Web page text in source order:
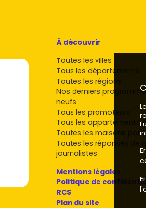
À découvrir
Toutes les villes
Tous les départements
Toutes les régions
Nos derniers
neufs
Tous les promoteurs
Tous les appartements
Toutes les maisons par
Toutes les réponses de
journalistes
Mentions légales
Politique de
RCS
Plan du site